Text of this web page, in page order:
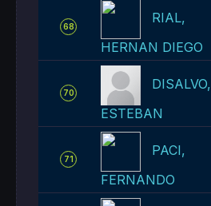
68
RIAL,
HERNAN DIEGO
70
DISALVO,
ESTEBAN
71
PACI,
FERNANDO